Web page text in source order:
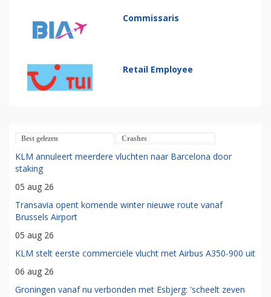
Commissaris
Retail Employee
Best gelezen Crashes
KLM annuleert meerdere vluchten naar Barcelona door
staking
05 aug 26
Transavia opent komende winter nieuwe route vanaf
Brussels Airport
05 aug 26
KLM stelt eerste commerciële vlucht met Airbus A350-900 uit
06 aug 26
Groningen vanaf nu verbonden met Esbjerg: 'scheelt zeven